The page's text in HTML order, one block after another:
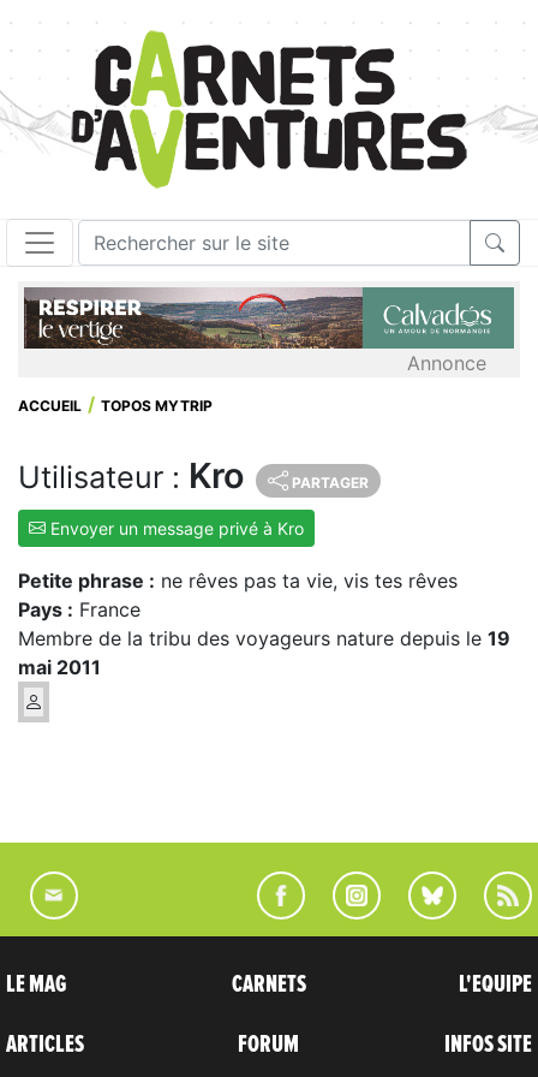
Annonce
ACCUEIL TOPOS MYTRIP
Utilisateur : Kro PARTAGER
Envoyer un message privé à Kro
Petite phrase : ne rêves pas ta vie, vis tes rêves
Pays : France
Membre de la tribu des voyageurs nature depuis le 19
mai 2011
LE MAG
ARTICLES
CARNETS
FORUM
L'EQUIPE
INFOS SITE